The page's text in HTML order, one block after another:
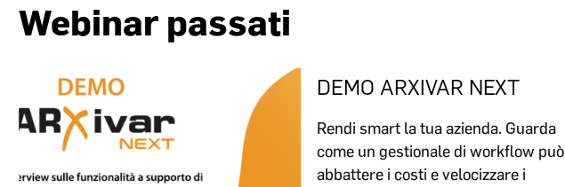
Webinar passati
DEMO ARXIVAR NEXT
Rendi smart la tua azienda. Guarda
come un gestionale di workflow può
abbattere i costi e velocizzare i